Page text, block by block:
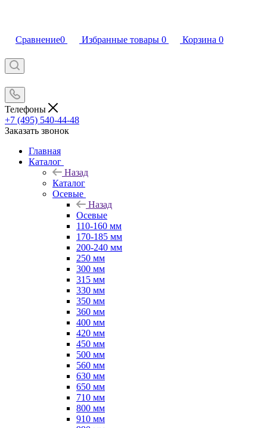
Сравнение0 Избранные товары 0 Корзина 0
Телефоны
+7 (495) 540-44-48
Заказать звонок
Главная
Каталог
Назад
Каталог
Осевые
Назад
Осевые
110-160 мм
170-185 мм
200-240 мм
250 мм
300 мм
315 мм
330 мм
350 мм
360 мм
400 мм
420 мм
450 мм
500 мм
560 мм
630 мм
650 мм
710 мм
800 мм
910 мм